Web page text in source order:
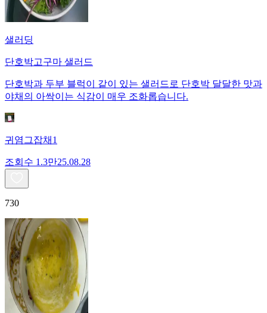
샐러딩
단호박고구마 샐러드
단호박과 두부 블럭이 같이 있는 샐러드로 단호박 달달한 맛과
야채의 아싹이는 식감이 매우 조화롭습니다.
귀염그잡채1
조회수 1.3만25.08.28
730